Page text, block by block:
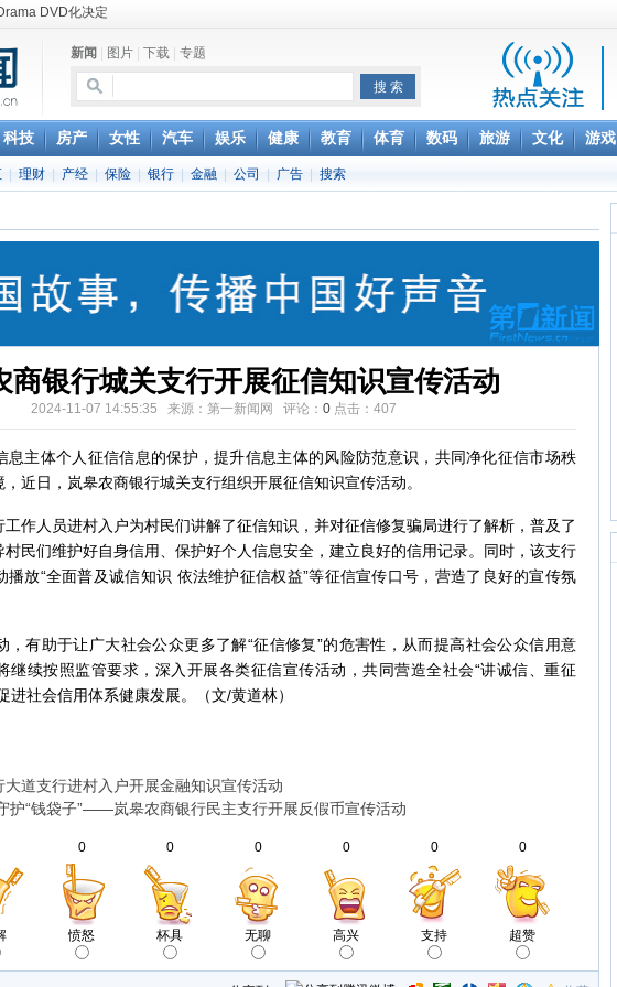
DVD化决定
明年扭亏为盈
莱员工自揭多项家丑
煤联动亟待完善
数据中心供电
逐：亚马逊停止接受Hachette所有图书订单
被扔垃圾左眼致盲
角特报预告公开
新闻 图片 下载 专题
科技 房产 女性 汽车 娱乐 健康 教育 体育 数码 旅游 文化 游戏
理财 产经 保险 银行 金融 公司 广告 搜索
商银行城关支行开展征信知识宣传活动
2024-11-07 14:55:35 来源：第一新闻网 评论： 0 点击： 407
主体个人征信信息的保护，提升信息主体的风险防范意识，共同净化征信市场秩
近日，岚皋农商银行城关支行组织开展征信知识宣传活动。
人员进村入户为村民们讲解了征信知识，并对征信修复骗局进行了解析，普及了
民们维护好自身信用、保护好个人信息安全，建立良好的信用记录。同时，该支行
播放“全面普及诚信知识 依法维护征信权益”等征信宣传口号，营造了良好的宣传氛
有助于让广大社会公众更多了解“征信修复”的危害性，从而提高社会公众信用意
继续按照监管要求，深入开展各类征信宣传活动，共同营造全社会“讲诚信、重征
进社会信用体系健康发展。（文/黄道林）
大道支行进村入户开展金融知识宣传活动
护“钱袋子”——岚皋农商银行民主支行开展反假币宣传活动
0
愤怒
0
杯具
0
无聊
0
高兴
0
支持
0
超赞